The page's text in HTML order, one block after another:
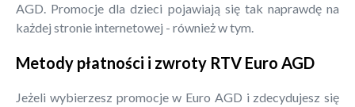
AGD. Promocje dla dzieci pojawiają się tak naprawdę na
każdej stronie internetowej - również w tym.
Metody płatności i zwroty RTV Euro AGD
Jeżeli wybierzesz promocje w Euro AGD i zdecydujesz się